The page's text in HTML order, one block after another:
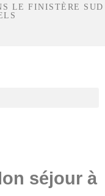
LE FINISTÈRE SUD
séjour à